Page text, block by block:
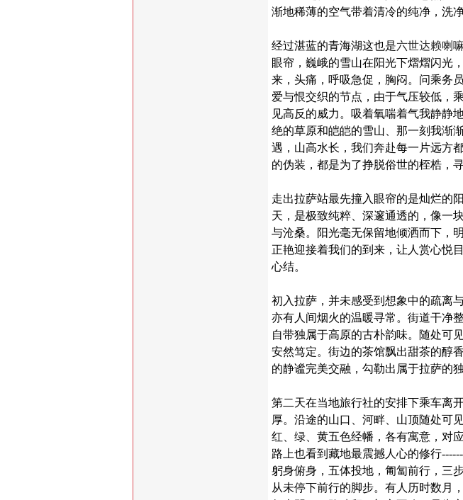
渐地稀薄的空气带着清冷的纯净，洗
经过湛蓝的青海湖这也是六世达赖喇
眼帘，巍峨的雪山在阳光下熠熠闪光
来，头痛，呼吸急促，胸闷。问乘务
爱与恨交织的节点，由于气压较低，
见高反的威力。吸着氧喘着气我静静
绝的草原和皑皑的雪山、那一刻我渐
遇，山高水长，我们奔赴每一片远方
的伪装，都是为了挣脱俗世的桎梏，
走出拉萨站最先撞入眼帘的是灿烂的
天，是极致纯粹、深邃通透的，像一
与沧桑。阳光毫无保留地倾洒而下，
正艳迎接着我们的到来，让人赏心悦
心结。
初入拉萨，并未感受到想象中的疏离
亦有人间烟火的温暖寻常。街道干净
自带独属于高原的古朴韵味。随处可
安然笃定。街边的茶馆飘出甜茶的醇
的静谧完美交融，勾勒出属于拉萨的
第二天在当地旅行社的安排下乘车离
厚。沿途的山口、河畔、山顶随处可
红、绿、黄五色经幡，各有寓意，对
路上也看到藏地最震撼人心的修行
躬身俯身，五体投地，匍匐前行，三
从未停下前行的脚步。有人历时数月